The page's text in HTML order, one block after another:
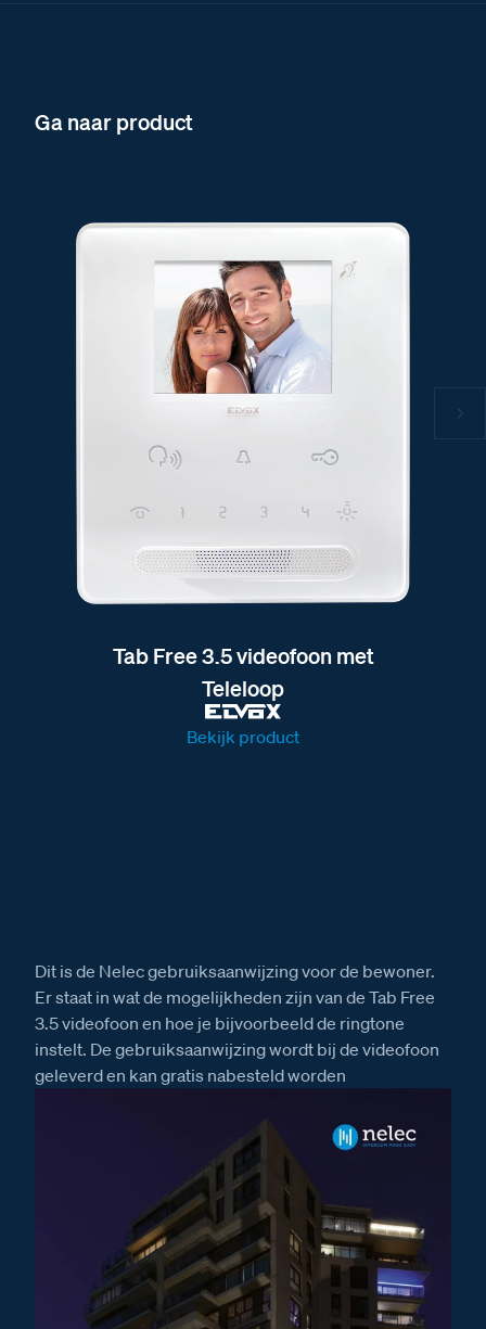
Ga naar product
Tab Free 3.5 videofoon met
Teleloop
Bekijk product
Dit is de Nelec gebruiksaanwijzing voor de bewoner.
Er staat in wat de mogelijkheden zijn van de Tab Free
3.5 videofoon en hoe je bijvoorbeeld de ringtone
instelt. De gebruiksaanwijzing wordt bij de videofoon
geleverd en kan gratis nabesteld worden